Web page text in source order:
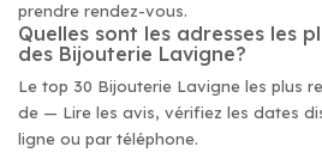
prendre rendez-vous.
Quelles sont les adresses les
des Bijouterie Lavigne?
Le top 30 Bijouterie Lavigne les plus
de — Lire les avis, vérifiez les dates
ligne ou par téléphone.